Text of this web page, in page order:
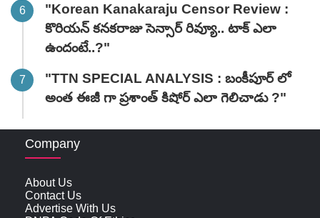
"Korean Kanakaraju Censor Review :
కొరియన్ కనకరాజు సెన్సార్ రివ్యూ.. టాక్ ఎలా
ఉందంటే..?"
"TTN SPECIAL ANALYSIS : బంకీపూర్ లో
అంత ఈజీ గా ప్రశాంత్ కిషోర్ ఎలా గెలిచాడు ?"
Company
About Us
Contact Us
Advertise With Us